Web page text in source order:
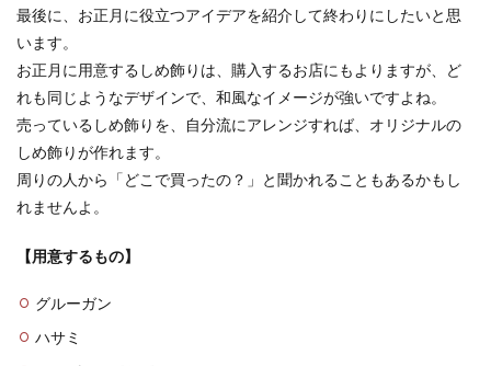
最後に、お正月に役立つアイデアを紹介して終わりにしたいと思
います。
お正月に用意するしめ飾りは、購入するお店にもよりますが、ど
れも同じようなデザインで、和風なイメージが強いですよね。
売っているしめ飾りを、自分流にアレンジすれば、オリジナルの
しめ飾りが作れます。
周りの人から「どこで買ったの？」と聞かれることもあるかもし
れませんよ。
【用意するもの】
グルーガン
ハサミ